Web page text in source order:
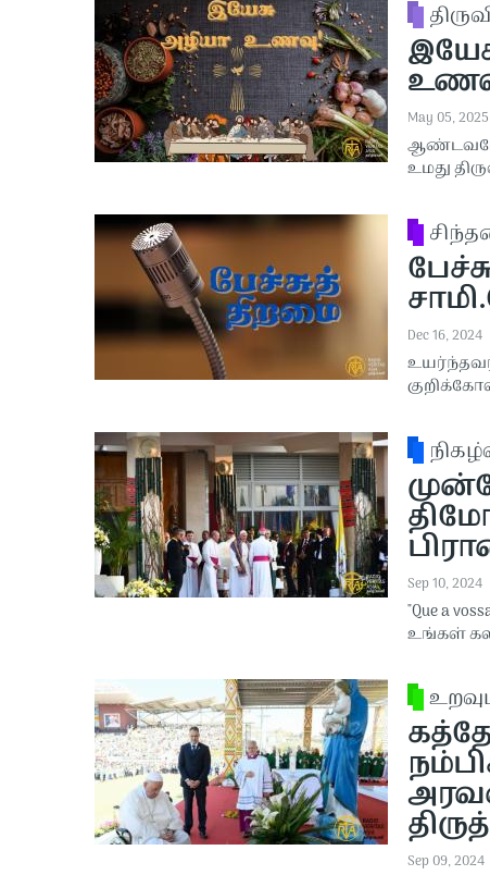
May 05, 2025
உமது
Dec 16, 2024
Sep 10, 2024
"Que a
உங்கள்
Sep 09, 2024